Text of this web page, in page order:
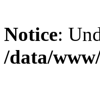
Notice:
/data/